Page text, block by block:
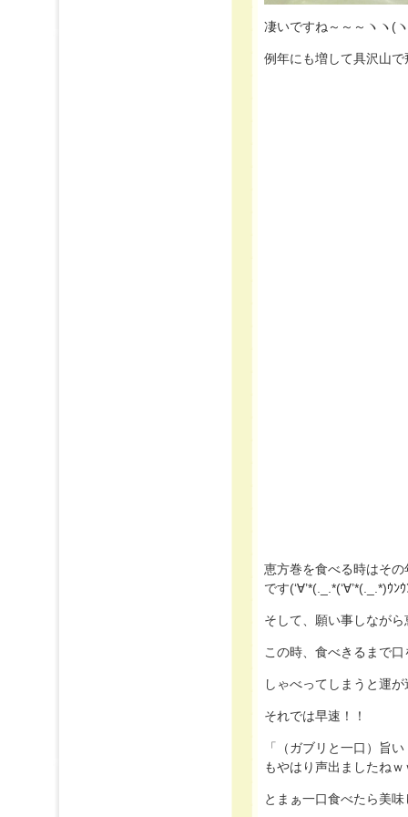
凄いですね～～～ヽヽ(
例年にも増して具沢山
恵方巻を食べる時はそ
です(‘∀’*(._.*(‘∀’*(._.*)ｳﾝ
そして、願い事しなが
この時、食べきるまで口
しゃべってしまうと運
それでは早速！！
「（ガブリと一口）旨
もやはり声出ましたねｗ
とまぁ一口食べたら美